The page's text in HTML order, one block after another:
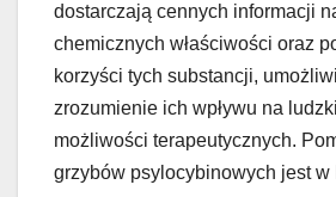
dostarczają cennych informacji
chemicznych właściwości oraz
korzyści tych substancji,
zrozumienie ich wpływu na
możliwości terapeutycznych.
grzybów psylocybinowych jest w